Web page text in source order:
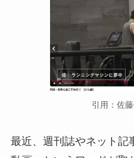
引用：佐
最近、週刊誌やネット記